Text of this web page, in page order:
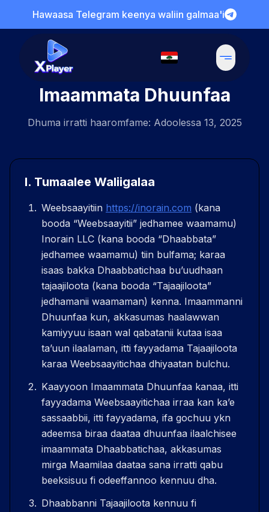
Hawaasa Telegram keenya waliin galmaa'i
Imaammata Dhuunfaa
Dhuma irratti haaromfame: Adoolessa 13, 2025
I. Tumaalee Waliigalaa
Weebsaayitiin https://inorain.com (kana
booda “Weebsaayitii” jedhamee waamamu)
Inorain LLC (kana booda “Dhaabbata”
jedhamee waamamu) tiin bulfama; karaa
isaas bakka Dhaabbatichaa buʼuudhaan
tajaajiloota (kana booda “Tajaajiloota”
jedhamanii waamaman) kenna. Imaammanni
Dhuunfaa kun, akkasumas haalawwan
kamiyyuu isaan wal qabatanii kutaa isaa
taʼuun ilaalaman, itti fayyadama Tajaajiloota
karaa Weebsaayitichaa dhiyaatan bulchu.
Kaayyoon Imaammata Dhuunfaa kanaa, itti
fayyadama Weebsaayitichaa irraa kan kaʼe
sassaabbii, itti fayyadama, ifa gochuu ykn
adeemsa biraa daataa dhuunfaa ilaalchisee
imaammata Dhaabbatichaa, akkasumas
mirga Maamilaa daataa sana irratti qabu
beeksisuu fi odeeffannoo kennuu dha.
Dhaabbanni Tajaajiloota kennuu fi